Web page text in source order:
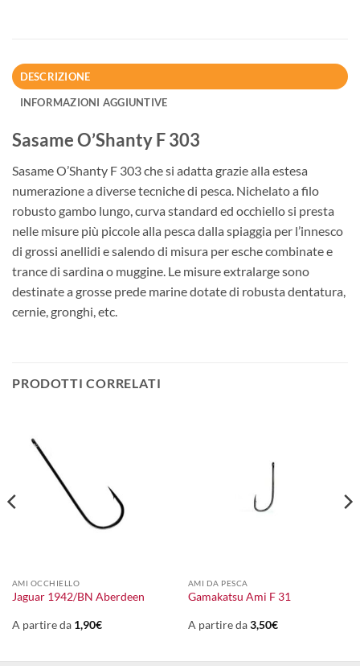
DESCRIZIONE
INFORMAZIONI AGGIUNTIVE
Sasame O’Shanty F 303
Sasame O’Shanty F 303 che si adatta grazie alla estesa
numerazione a diverse tecniche di pesca. Nichelato a filo
robusto gambo lungo, curva standard ed occhiello si presta
nelle misure più piccole alla pesca dalla spiaggia per l’innesco
di grossi anellidi e salendo di misura per esche combinate e
trance di sardina o muggine. Le misure extralarge sono
destinate a grosse prede marine dotate di robusta dentatura,
cernie, gronghi, etc.
PRODOTTI CORRELATI
AMI OCCHIELLO
Jaguar 1942/BN Aberdeen
A partire da 1,90€
AMI DA PESCA
Gamakatsu Ami F 31
A partire da3,50€